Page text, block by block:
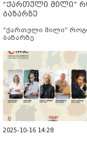
“ქართული მილი”
ბაზარზე
“ქართული მილი”
ბაზარზე
2025-10-16 14:28